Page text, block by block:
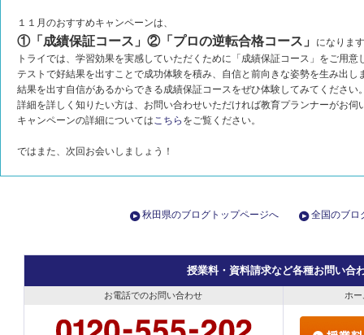
１１月のおすすめキャンペーンは、
①「成績保証コース」②「プロの逆転合格コース」
になりま
トライでは、学習効果を実感していただくために「成績保証コース」をご用意
テストで好結果を出すことで成功体験を積み、自信と前向きな姿勢を生み出し
結果を出す自信があるからできる成績保証コースをぜひ体験してみてください
詳細を詳しく知りたい方は、お問い合わせいただければ教育プランナーがお
キャンペーンの詳細についてはこちら をご覧ください。
ではまた、次回お会いしましょう！
秋田県のブログトップページへ 全国のブロ
授業料・資料請求など各種お問い合
お電話でのお問い合わせ ホ